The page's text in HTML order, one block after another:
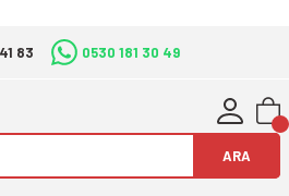
83 0530 181 30 49
ARA